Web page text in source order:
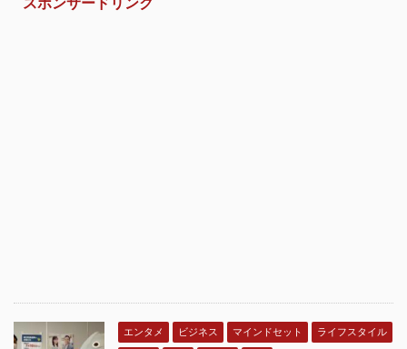
エンタメ ビジネス マインドセット
ライフスタイル